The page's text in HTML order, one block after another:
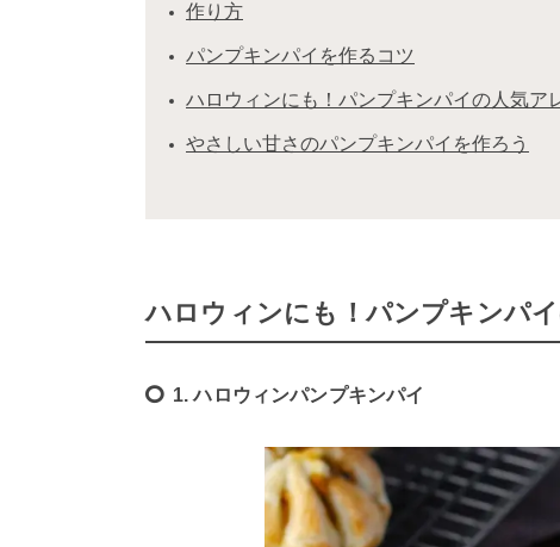
作り方
パンプキンパイを作るコツ
ハロウィンにも！パンプキンパイの人気ア
やさしい甘さのパンプキンパイを作ろう
ハロウィンにも！パンプキンパ
1. ハロウィンパンプキンパイ